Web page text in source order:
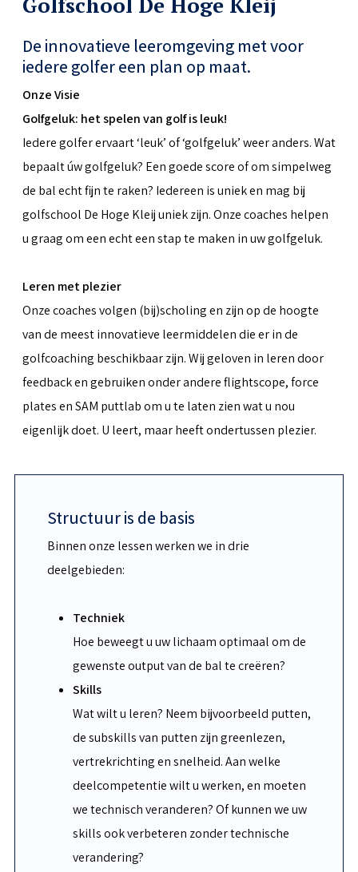
De innovatieve leeromgeving met voor
iedere golfer een plan op maat.
Onze Visie
Golfgeluk: het spelen van golf is leuk!
Iedere golfer ervaart ‘leuk’ of ‘golfgeluk’ weer anders. Wat
bepaalt úw golfgeluk? Een goede score of om simpelweg
de bal echt fijn te raken? Iedereen is uniek en mag bij
golfschool De Hoge Kleij uniek zijn. Onze coaches helpen
u graag om een echt een stap te maken in uw golfgeluk.
Leren met plezier
Onze coaches volgen (bij)scholing en zijn op de hoogte
van de meest innovatieve leermiddelen die er in de
golfcoaching beschikbaar zijn. Wij geloven in leren door
feedback en gebruiken onder andere flightscope, force
plates en SAM puttlab om u te laten zien wat u nou
eigenlijk doet. U leert, maar heeft ondertussen plezier.
Structuur is de basis
Binnen onze lessen werken we in drie
deelgebieden:
Techniek
Hoe beweegt u uw lichaam optimaal om de
gewenste output van de bal te creëren?
Skills
Wat wilt u leren? Neem bijvoorbeeld putten,
de subskills van putten zijn greenlezen,
vertrekrichting en snelheid. Aan welke
deelcompetentie wilt u werken, en moeten
we technisch veranderen? Of kunnen we uw
skills ook verbeteren zonder technische
verandering?